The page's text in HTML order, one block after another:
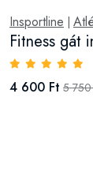
Insportline
Fitness gát
4 600 Ft 5 750